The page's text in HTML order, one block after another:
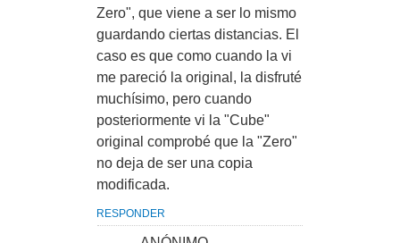
Zero", que viene a ser lo mismo
guardando ciertas distancias. El
caso es que como cuando la vi
me pareció la original, la disfruté
muchísimo, pero cuando
posteriormente vi la "Cube"
original comprobé que la "Zero"
no deja de ser una copia
modificada.
RESPONDER